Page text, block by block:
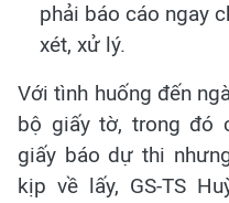
phải báo cáo ngay
xét, xử lý.
Với tình huống đến
bộ giấy tờ, trong đó
giấy báo dự thi
kịp về lấy, GS-TS